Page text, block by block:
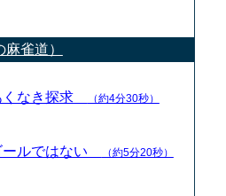
雀道）
くなき探求 （約4分30秒）
ールではない （約5分20秒）